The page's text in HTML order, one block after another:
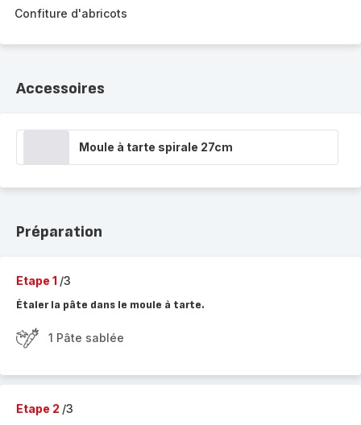
Confiture d'abricots
Accessoires
Moule à tarte spirale 27cm
Préparation
Etape 1 /3
Étaler la pâte dans le moule à tarte.
1 Pâte sablée
Etape 2 /3